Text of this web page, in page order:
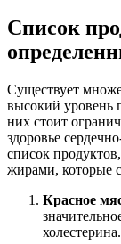
Список
Существует
высокий уровень
них стоит
здоровье
список
жирами, которые
Красное